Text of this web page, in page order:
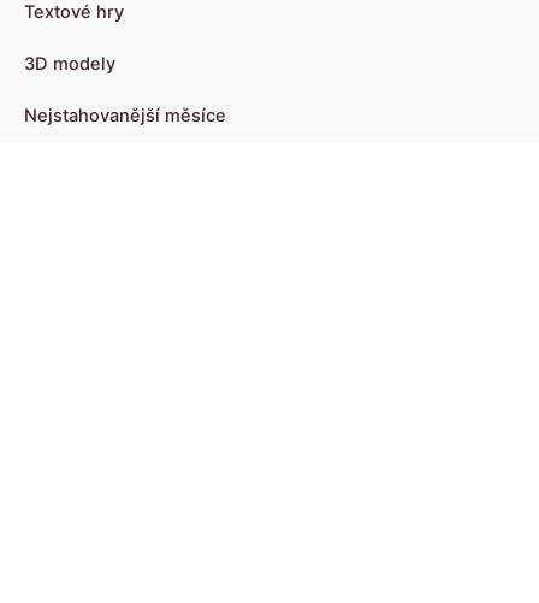
Textové hry
3D modely
Nejstahovanější měsíce